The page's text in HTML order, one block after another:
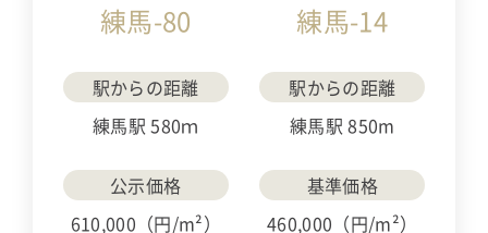
練馬-80
駅からの距離
練馬駅 580ｍ
公示価格
610,000（円/m²）
練馬-14
駅からの距離
練馬駅 850m
基準価格
460,000（円/m²）